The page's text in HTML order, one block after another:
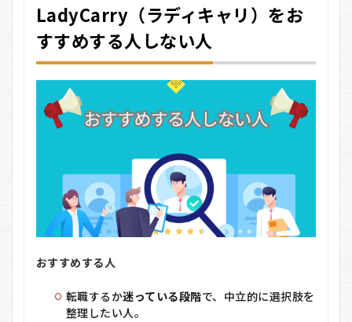
LadyCarry（ラディキャリ）をお
すすめする人しない人
おすすめする人
転職するか迷っている段階で、中立的に選択肢を
整理したい人。